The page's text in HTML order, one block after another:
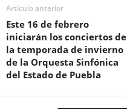
Artículo anterior
Este 16 de febrero
iniciarán los conciertos de
la temporada de invierno
de la Orquesta Sinfónica
del Estado de Puebla